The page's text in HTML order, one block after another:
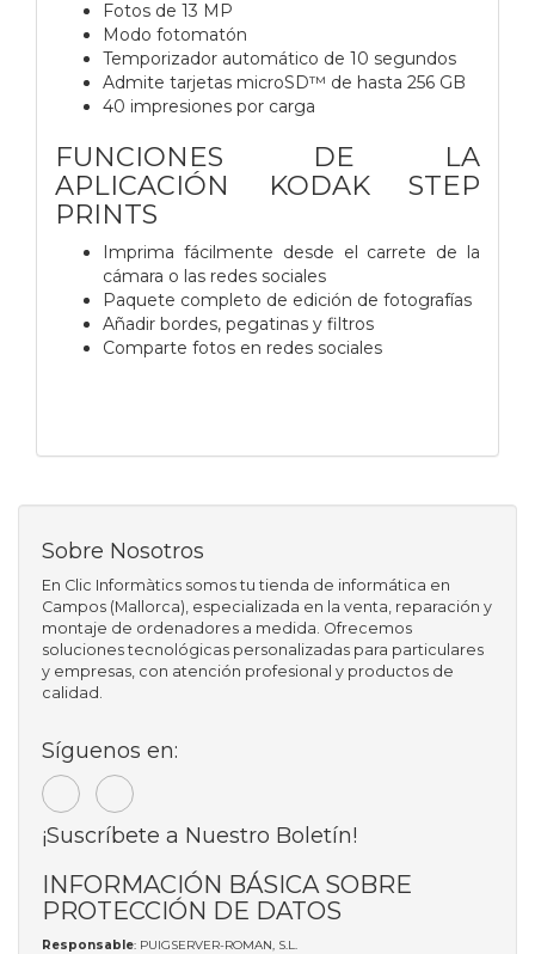
Fotos de 13 MP
Modo fotomatón
Temporizador automático de 10 segundos
Admite tarjetas microSD™ de hasta 256 GB
40 impresiones por carga
FUNCIONES DE LA
APLICACIÓN KODAK STEP
PRINTS
Imprima fácilmente desde el carrete de la
cámara o las redes sociales
Paquete completo de edición de fotografías
Añadir bordes, pegatinas y filtros
Comparte fotos en redes sociales
Sobre Nosotros
En Clic Informàtics somos tu tienda de informática en
Campos (Mallorca), especializada en la venta, reparación y
montaje de ordenadores a medida. Ofrecemos
soluciones tecnológicas personalizadas para particulares
y empresas, con atención profesional y productos de
calidad.
Síguenos en:
¡Suscríbete a Nuestro Boletín!
INFORMACIÓN BÁSICA SOBRE
PROTECCIÓN DE DATOS
Responsable: PUIGSERVER-ROMAN, S.L.